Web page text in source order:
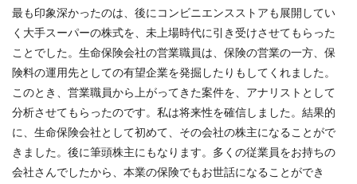
最も印象深かったのは、後にコンビニエンスストアも展開してい
く大手スーパーの株式を、未上場時代に引き受けさせてもらった
ことでした。生命保険会社の営業職員は、保険の営業の一方、保
険料の運用先としての有望企業を発掘したりもしてくれました。
このとき、営業職員から上がってきた案件を、アナリストとして
分析させてもらったのです。私は将来性を確信しました。結果的
に、生命保険会社として初めて、その会社の株主になることがで
きました。後に筆頭株主にもなります。多くの従業員をお持ちの
会社さんでしたから、本業の保険でもお世話になることができ